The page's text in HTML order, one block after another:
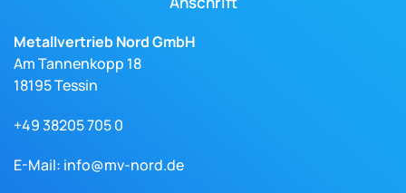
Metallvertrieb Nord GmbH
Am Tannenkopp 18
18195 Tessin
+49 38205 705 0
E-Mail: info@mv-nord.de